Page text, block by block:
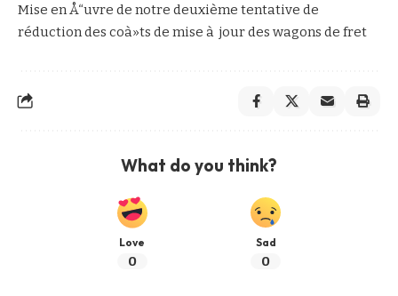
Mise en Å“uvre de notre deuxième tentative de
réduction des coà»ts de mise à jour des wagons de fret
What do you think?
Love
0
Sad
0